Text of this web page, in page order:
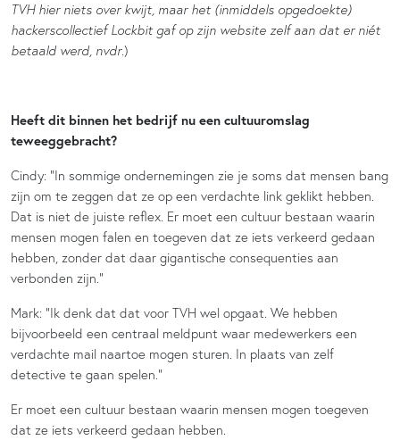
TVH hier niets over kwijt, maar het (inmiddels opgedoekte)
hackerscollectief Lockbit gaf op zijn website zelf aan dat er niét
betaald werd, nvdr.)
Heeft dit binnen het bedrijf nu een cultuuromslag
teweeggebracht?
Cindy: “In sommige ondernemingen zie je soms dat mensen bang
zijn om te zeggen dat ze op een verdachte link geklikt hebben.
Dat is niet de juiste reflex. Er moet een cultuur bestaan waarin
mensen mogen falen en toegeven dat ze iets verkeerd gedaan
hebben, zonder dat daar gigantische consequenties aan
verbonden zijn.”
Mark: “Ik denk dat dat voor TVH wel opgaat. We hebben
bijvoorbeeld een centraal meldpunt waar medewerkers een
verdachte mail naartoe mogen sturen. In plaats van zelf
detective te gaan spelen.”
Er moet een cultuur bestaan waarin mensen mogen toegeven
dat ze iets verkeerd gedaan hebben.